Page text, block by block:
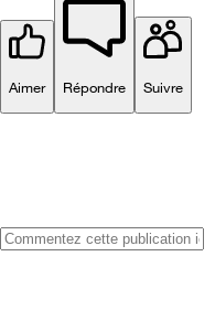
Aimer Répondre Suivre